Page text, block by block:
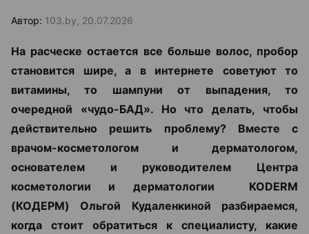
Автор: 103.by, 20.07.2026
На расческе остается все больше волос, пробор
становится шире, а в интернете советуют то
витамины, то шампуни от выпадения, то
очередной «чудо-БАД». Но что делать, чтобы
действительно решить проблему? Вместе с
врачом-косметологом и дерматологом,
основателем и руководителем Центра
косметологии и дерматологии KODERM
(КОДЕРМ) Ольгой Кудаленкиной разбираемся,
когда стоит обратиться к специалисту, какие